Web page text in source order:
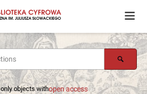
only objects withopen access